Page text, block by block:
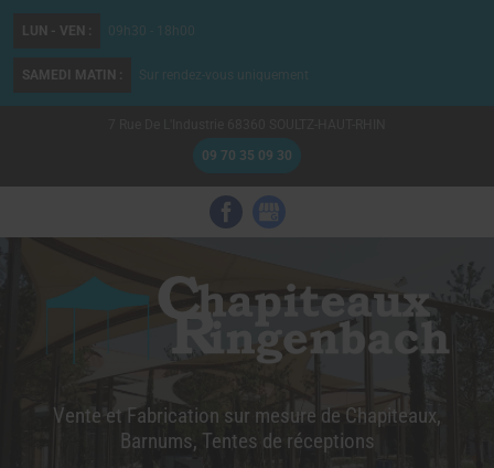
09 70 35 09 30
LUN - VEN : 09h30 - 18h00
SAMEDI MATIN : Sur rendez-vous uniquement
Vente et Fabrication sur mesure de Chapiteaux,
Barnums, Tentes de réceptions